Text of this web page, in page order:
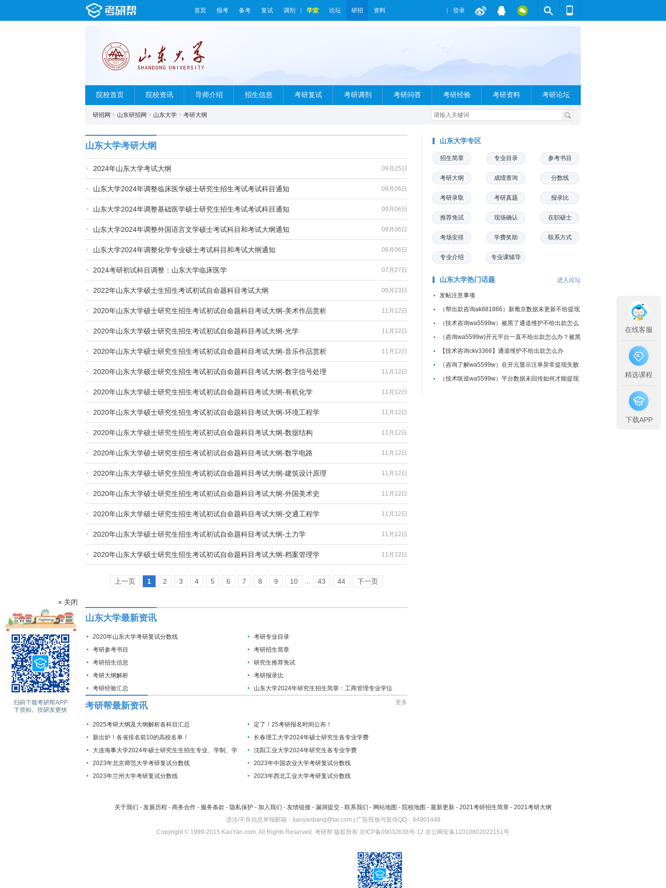
首页 报考 备考 复试 调剂 学堂 论坛 研招 资料 登录
院校首页 院校资讯 导师介绍 招生信息 考研复试 考研调剂 考研问答 考研经验 考研资料 考研论坛
研招网 > 山东研招网 > 山东大学 > 考研大纲
山东大学考研大纲
09月25日
2024年山东大学考试大纲
09月06日
山东大学2024年调整临床医学硕士研究生招生考试考试科目通知
09月06日
山东大学2024年调整基础医学硕士研究生招生考试考试科目通知
09月06日
山东大学2024年调整外国语言文学硕士考试科目和考试大纲通知
09月06日
山东大学2024年调整化学专业硕士考试科目和考试大纲通知
07月27日
2024考研初试科目调整：山东大学临床医学
09月23日
2022年山东大学硕士生招生考试初试自命题科目考试大纲
11月12日
2020年山东大学硕士研究生招生考试初试自命题科目考试大纲-美术作品赏析
11月12日
2020年山东大学硕士研究生招生考试初试自命题科目考试大纲-光学
11月12日
2020年山东大学硕士研究生招生考试初试自命题科目考试大纲-音乐作品赏析
11月12日
2020年山东大学硕士研究生招生考试初试自命题科目考试大纲-数字信号处理
11月12日
2020年山东大学硕士研究生招生考试初试自命题科目考试大纲-有机化学
11月12日
2020年山东大学硕士研究生招生考试初试自命题科目考试大纲-环境工程学
11月12日
2020年山东大学硕士研究生招生考试初试自命题科目考试大纲-数据结构
11月12日
2020年山东大学硕士研究生招生考试初试自命题科目考试大纲-数字电路
11月12日
2020年山东大学硕士研究生招生考试初试自命题科目考试大纲-建筑设计原理
11月12日
2020年山东大学硕士研究生招生考试初试自命题科目考试大纲-外国美术史
11月12日
2020年山东大学硕士研究生招生考试初试自命题科目考试大纲-交通工程学
11月12日
2020年山东大学硕士研究生招生考试初试自命题科目考试大纲-土力学
11月12日
2020年山东大学硕士研究生招生考试初试自命题科目考试大纲-档案管理学
上一页 1 2 3 4 5 6 7 8 9 10 43 44 下一页
山东大学最新资讯
2020年山东大学考研复试分数线
考研专业目录
考研参考书目
考研招生简章
考研招生信息
研究生推荐免试
考研大纲解析
考研报录比
考研经验汇总
山东大学2024年研究生招生简章：工商管理专业学位
考研帮最新资讯 更多
2025考研大纲及大纲解析各科目汇总
定了！25考研报名时间公布！
新出炉！各省排名前10的高校名单！
长春理工大学2024年硕士研究生各专业学费
大连海事大学2024年硕士研究生生招生专业、学制、学
费标准及拟招生人数
沈阳工业大学2024年研究生各专业学费
2023年北京师范大学考研复试分数线
2023年中国农业大学考研复试分数线
2023年兰州大学考研复试分数线
2023年西北工业大学考研复试分数线
山东大学专区
招生简章 专业目录 参考书目
考研大纲 成绩查询 分数线
考研录取 考研真题 报录比
推荐免试 现场确认 在职硕士
考场安排 学费奖助 联系方式
专业介绍 专业课辅导
山东大学热门话题 进入论坛
发帖注意事项
（帮出款咨询ak881866）新葡京数据未更新不给提现
怎么
（技术咨询wa5599w）被黑了通道维护不给出款怎么
办呢
（咨询wa5599w)开元平台一直不给出款怎么办？被黑
了？
【技术咨询ckv3366】通道维护不给出款怎么办
（咨询了解wa5599w）在开元显示注单异常提现失败
平台不给
（技术吱巡wa5599w）平台数据未回传如何才能提现
关于我们 - 发展历程 - 商务合作 - 服务条款 - 隐私保护 - 加入我们 - 友情链接 - 漏洞提交 - 联系我们 - 网站地图 - 院校地图 - 最新更新 - 2021考研招生简章 - 2021考研大纲
违法/不良信息举报邮箱：kaoyanbang@tal.com | 广告投放与宣传QQ：64901448
Copyright © 1999-2015 KaoYan.com, All Rights Reserved. 考研帮 版权所有 京ICP备09032638号-12 京公网安备11010802022151号
× 关闭
在线客服
精选课程
下载APP